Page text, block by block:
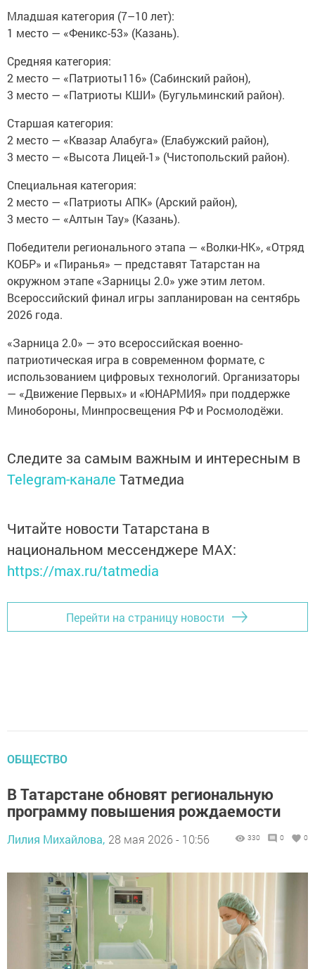
Младшая категория (7–10 лет):
1 место — «Феникс-53» (Казань).
Средняя категория:
2 место — «Патриоты116» (Сабинский район),
3 место — «Патриоты КШИ» (Бугульминский район).
Старшая категория:
2 место — «Квазар Алабуга» (Елабужский район),
3 место — «Высота Лицей-1» (Чистопольский район).
Специальная категория:
2 место — «Патриоты АПК» (Арский район),
3 место — «Алтын Тау» (Казань).
Победители регионального этапа — «Волки-НК», «Отряд
КОБР» и «Пиранья» — представят Татарстан на
окружном этапе «Зарницы 2.0» уже этим летом.
Всероссийский финал игры запланирован на сентябрь
2026 года.
«Зарница 2.0» — это всероссийская военно-
патриотическая игра в современном формате, с
использованием цифровых технологий. Организаторы
— «Движение Первых» и «ЮНАРМИЯ» при поддержке
Минобороны, Минпросвещения РФ и Росмолодёжи.
Следите за самым важным и интересным в
Telegram-канале Татмедиа
Читайте новости Татарстана в
национальном мессенджере MАХ:
https://max.ru/tatmedia
Перейти на страницу новости
ОБЩЕСТВО
В Татарстане обновят региональную
программу повышения рождаемости
Лилия Михайлова, 28 мая 2026 - 10:56 330 0 0